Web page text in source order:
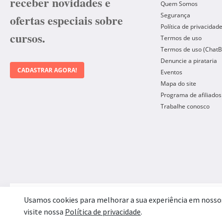
ofertas especiais sobre
cursos.
CADASTRAR AGORA!
Quem Somos
Segurança
Política de privacidade
Termos de uso
Termos de uso
Denuncie a pirataria
Eventos
Mapa do site
Programa de afiliados
Trabalhe conosco
Forma de Pagamento